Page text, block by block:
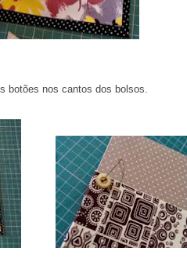
botões nos cantos dos bolsos.